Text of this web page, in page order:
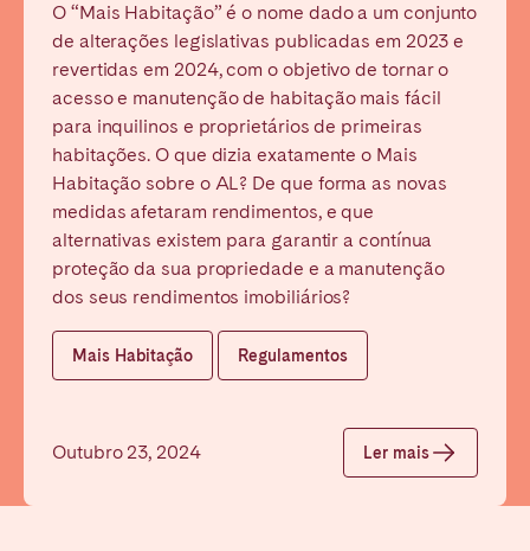
O “Mais Habitação” é o nome dado a um conjunto
de alterações legislativas publicadas em 2023 e
revertidas em 2024, com o objetivo de tornar o
acesso e manutenção de habitação mais fácil
para inquilinos e proprietários de primeiras
habitações. O que dizia exatamente o Mais
Habitação sobre o AL? De que forma as novas
medidas afetaram rendimentos, e que
alternativas existem para garantir a contínua
proteção da sua propriedade e a manutenção
dos seus rendimentos imobiliários?
Mais Habitação Regulamentos
Outubro 23, 2024 Ler mais